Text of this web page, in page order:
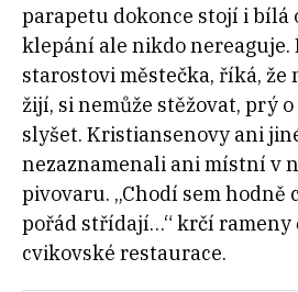
parapetu dokonce stojí i bílá
klepání ale nikdo nereaguje.
starostovi městečka, říká, že
žijí, si nemůže stěžovat, prý
slyšet. Kristiansenovy ani
nezaznamenali ani místní v
pivovaru. „Chodí sem hodně
pořád střídají…“ krčí rameny
cvikovské restaurace.